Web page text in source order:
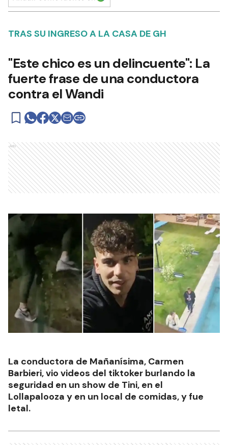
TRAS SU INGRESO A LA CASA DE GH
"Este chico es un delincuente": La
fuerte frase de una conductora
contra el Wandi
Ads
La conductora de Mañanísima, Carmen
Barbieri, vio videos del tiktoker burlando la
seguridad en un show de Tini, en el
Lollapalooza y en un local de comidas, y fue
letal.